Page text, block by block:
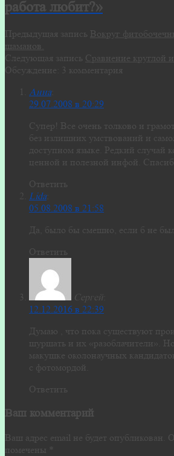
работа любит?»
Предыдущая запись Вокруг
шаманов.
Следующая запись Сравнение круглой
Обсуждение: 3 комментария
Анна
29.07.2008 в 20:29
Супер! Все очень толково и
без излишних умствований и
доступном языке. Редкий случай
ценной и полезной инфой.
Ответить
Lida
05.08.2008 в 21:58
Да, было бы смешно, если б не
Ответить
Сергей
12.12.2016 в 22:39
Думаю , что пока существуют
шуршать и их «разоблачители».
макушке околонаучных
с фотомордой.
Ответить
Ваш комментарий
Ваш адрес email не будет опубликован.
помечены